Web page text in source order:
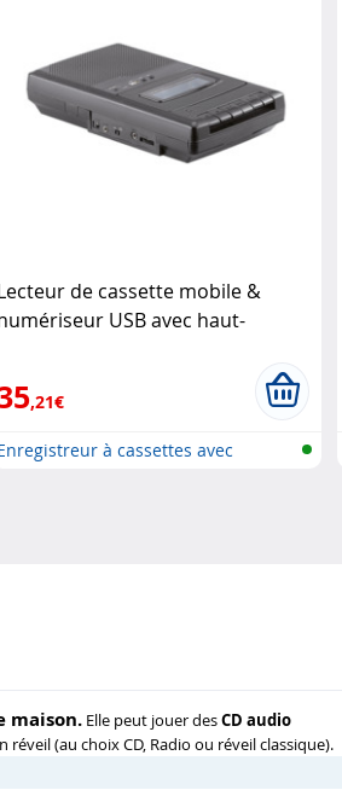
de cassette mobile &
USB avec haut-
microphone (Reconditi Auvisio
,21€
à cassettes avec
maison. Elle peut jouer desCD audio
(au choix CD, Radio ou réveil classique).